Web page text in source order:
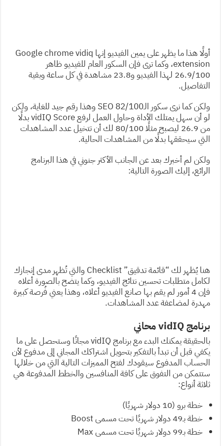
أولًا هذا ما يظهر على يمين الفيديو إنها Google chrome vidiq
extension، وكما ترى فإن السكور العام للفيديو ظاهر
26.9/100 لهذا الفيديو و23.8 مشاهدة في كل ساعة وبقية
التفاصيل.
ولكن كما نرى سكور الـSEO 82/100 وهذا رقم جيد للغاية، ولكن
لو أن سهل يمتلك الأداة وحاول العمل لرفع vidIQ Score بدلًا
من 26.9 ليصبح مثلًا 80/100 لك أن تتخيل عدد المشاهدات
التي سيحققها بدلًا من المشاهدات الحالية.
ولكن لم أخبرك بعد عن الجانب الأكثر جنوني في هذا البرنامج
الرائع، إليك الصورة التالية:
هنا يُظهر لك “قائمة تدقيق” Checklist والتي تُظهر مدى إنجازك
لكامل متطلبات تحسين نتائج الفيديو، وكما يتضح بالصورة أعلاه
فإن 4 أمور لم يقم بها صانع الفيديو أعلاه، وهذا يعني فُرصة كبيرة
مهدرة لمضاعفة عدد المشاهدات.
برنامج vidIQ محاني
بالحقيقة يمكنك البدء مع برنامج vidIQ مجانًا وستحصل على ما
يكفي قبل أن تبدأ بالتفكير بتحويل اشتراكك المجاني إلى مدفوع لأن
الحساب المدفوع سيقودك لفتح المميزات التالية التي من خلالها
ستتمكن من التفوق على كافة المنافسين والخطط المدفوعة هي
ثلاثة أنواع:
خطة برو (10 دولار شهريًا)
خطة بـ49 دولار شهريًا تحت مسمى Boost
خطة بـ99 دولار شهريًا تحت مسمى Max